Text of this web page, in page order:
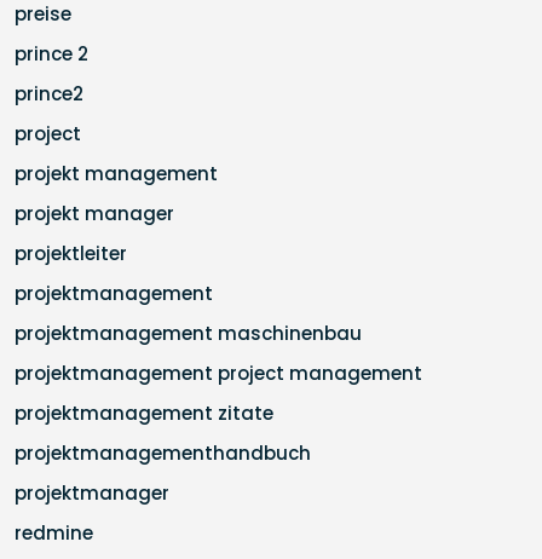
preise
prince 2
prince2
project
projekt management
projekt manager
projektleiter
projektmanagement
projektmanagement maschinenbau
projektmanagement project management
projektmanagement zitate
projektmanagementhandbuch
projektmanager
redmine